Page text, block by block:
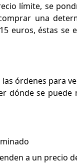
límite, se
una
euros, éstas se
órdenes para
dónde se
a un precio